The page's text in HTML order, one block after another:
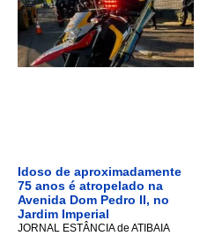
Idoso de aproximadamente
75 anos é atropelado na
Avenida Dom Pedro II, no
Jardim Imperial
JORNAL ESTÂNCIA de ATIBAIA